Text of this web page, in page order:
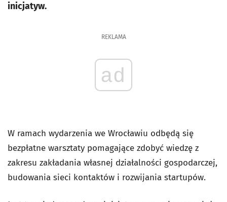
inicjatyw.
REKLAMA
ad
W ramach wydarzenia we Wrocławiu odbędą się
bezpłatne warsztaty pomagające zdobyć wiedzę z
zakresu zakładania własnej działalności gospodarczej,
budowania sieci kontaktów i rozwijania startupów.